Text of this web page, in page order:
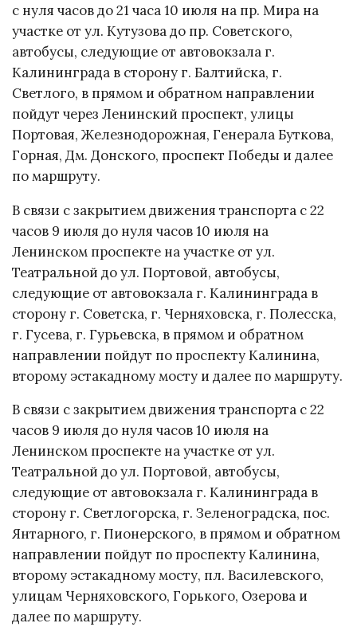
с нуля часов до 21 часа 10 июля на пр. Мира на
участке от ул. Кутузова до пр. Советского,
автобусы, следующие от автовокзала г.
Калининграда в сторону г. Балтийска, г.
Светлого, в прямом и обратном направлении
пойдут через Ленинский проспект, улицы
Портовая, Железнодорожная, Генерала Буткова,
Горная, Дм. Донского, проспект Победы и далее
по маршруту.
В связи с закрытием движения транспорта с 22
часов 9 июля до нуля часов 10 июля на
Ленинском проспекте на участке от ул.
Театральной до ул. Портовой, автобусы,
следующие от автовокзала г. Калининграда в
сторону г. Советска, г. Черняховска, г. Полесска,
г. Гусева, г. Гурьевска, в прямом и обратном
направлении пойдут по проспекту Калинина,
второму эстакадному мосту и далее по маршруту.
В связи с закрытием движения транспорта с 22
часов 9 июля до нуля часов 10 июля на
Ленинском проспекте на участке от ул.
Театральной до ул. Портовой, автобусы,
следующие от автовокзала г. Калининграда в
сторону г. Светлогорска, г. Зеленоградска, пос.
Янтарного, г. Пионерского, в прямом и обратном
направлении пойдут по проспекту Калинина,
второму эстакадному мосту, пл. Василевского,
улицам Черняховского, Горького, Озерова и
далее по маршруту.